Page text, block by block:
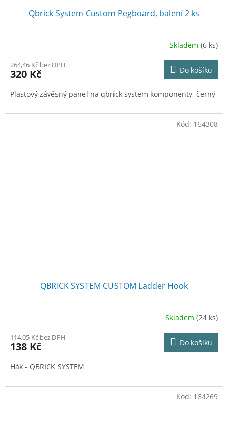
Qbrick System Custom Pegboard, balení 2 ks
Skladem (6 ks)
264,46 Kč bez DPH
320 Kč Do košíku
Plastový závěsný panel na qbrick system komponenty, černý
QBRICK SYSTEM CUSTOM Ladder Hook
Skladem (24 ks)
114,05 Kč bez DPH
138 Kč Do košíku
Hák - QBRICK SYSTEM
Kód: 164308
Kód: 164269